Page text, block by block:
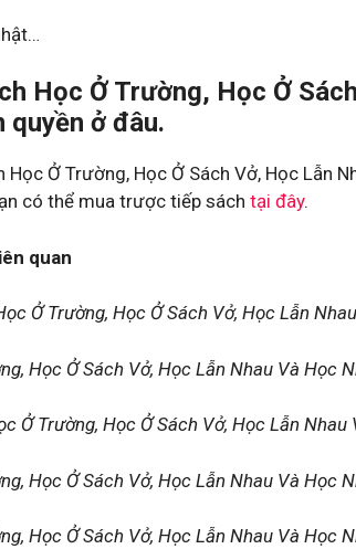
Học Ở Trường, Học Ở
quyền ở đâu.
Học Ở Trường, Học Ở Sách Vở, Học Lẫn
có thể mua trược tiếp sách tại đây.
quan
Ở Trường, Học Ở Sách Vở, Học Lẫn
Học Ở Sách Vở, Học Lẫn Nhau Và Học
Ở Trường, Học Ở Sách Vở, Học Lẫn Nhau
Học Ở Sách Vở, Học Lẫn Nhau Và Học
Học Ở Sách Vở, Học Lẫn Nhau Và Học